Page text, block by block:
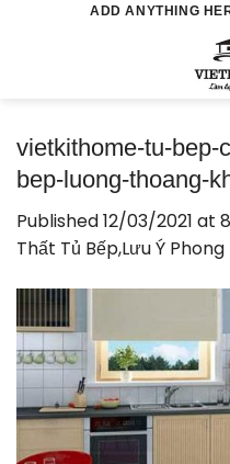
ADD ANYTHING
vietkithome-tu-bep-
bep-luong-thoang-
Published12/03/2021 at
Thất Tủ Bếp,Lưu Ý Phong